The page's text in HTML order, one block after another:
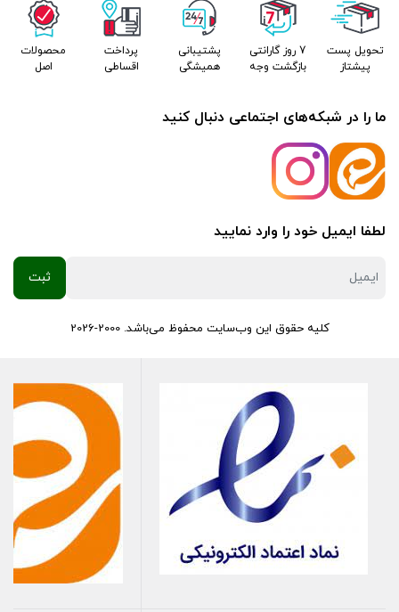
تحویل پست
پیشتاز
7 روز گارانتی
بازگشت وجه
پشتیبانی
همیشگی
پرداخت
اقساطی
محصولات
اصل
ما را در شبکه‌های اجتماعی دنبال کنید
لطفا ایمیل خود را وارد نمایید
کلیه حقوق این وب‌سایت محفوظ می‌باشد. 2000-2026